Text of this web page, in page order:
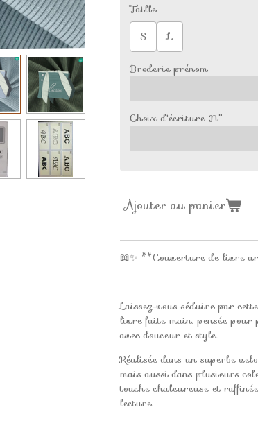
Taille
S
L
Broderie prénom
Choix d'écriture N°
Ajouter au panier
📖✨ **Couverture de livre
Laissez-vous séduire par
livre faite main, pensée pour
avec douceur et style.
Réalisée dans un superbe
mais aussi dans plusieurs
touche chaleureuse et
lecture.